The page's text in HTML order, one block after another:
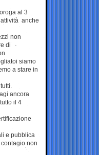
al 3
anche
non
di
siamo
a stare in
ancora
il 4
e pubblica
non